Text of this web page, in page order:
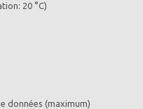
20 °C)
données (maximum)